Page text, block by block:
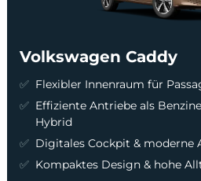
Volkswagen Caddy
Flexibler Innenraum für
Effiziente Antriebe als
Hybrid
Digitales Cockpit & moderne
Kompaktes Design & hohe